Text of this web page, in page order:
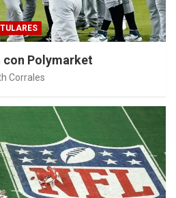
con Polymarket
Corrales